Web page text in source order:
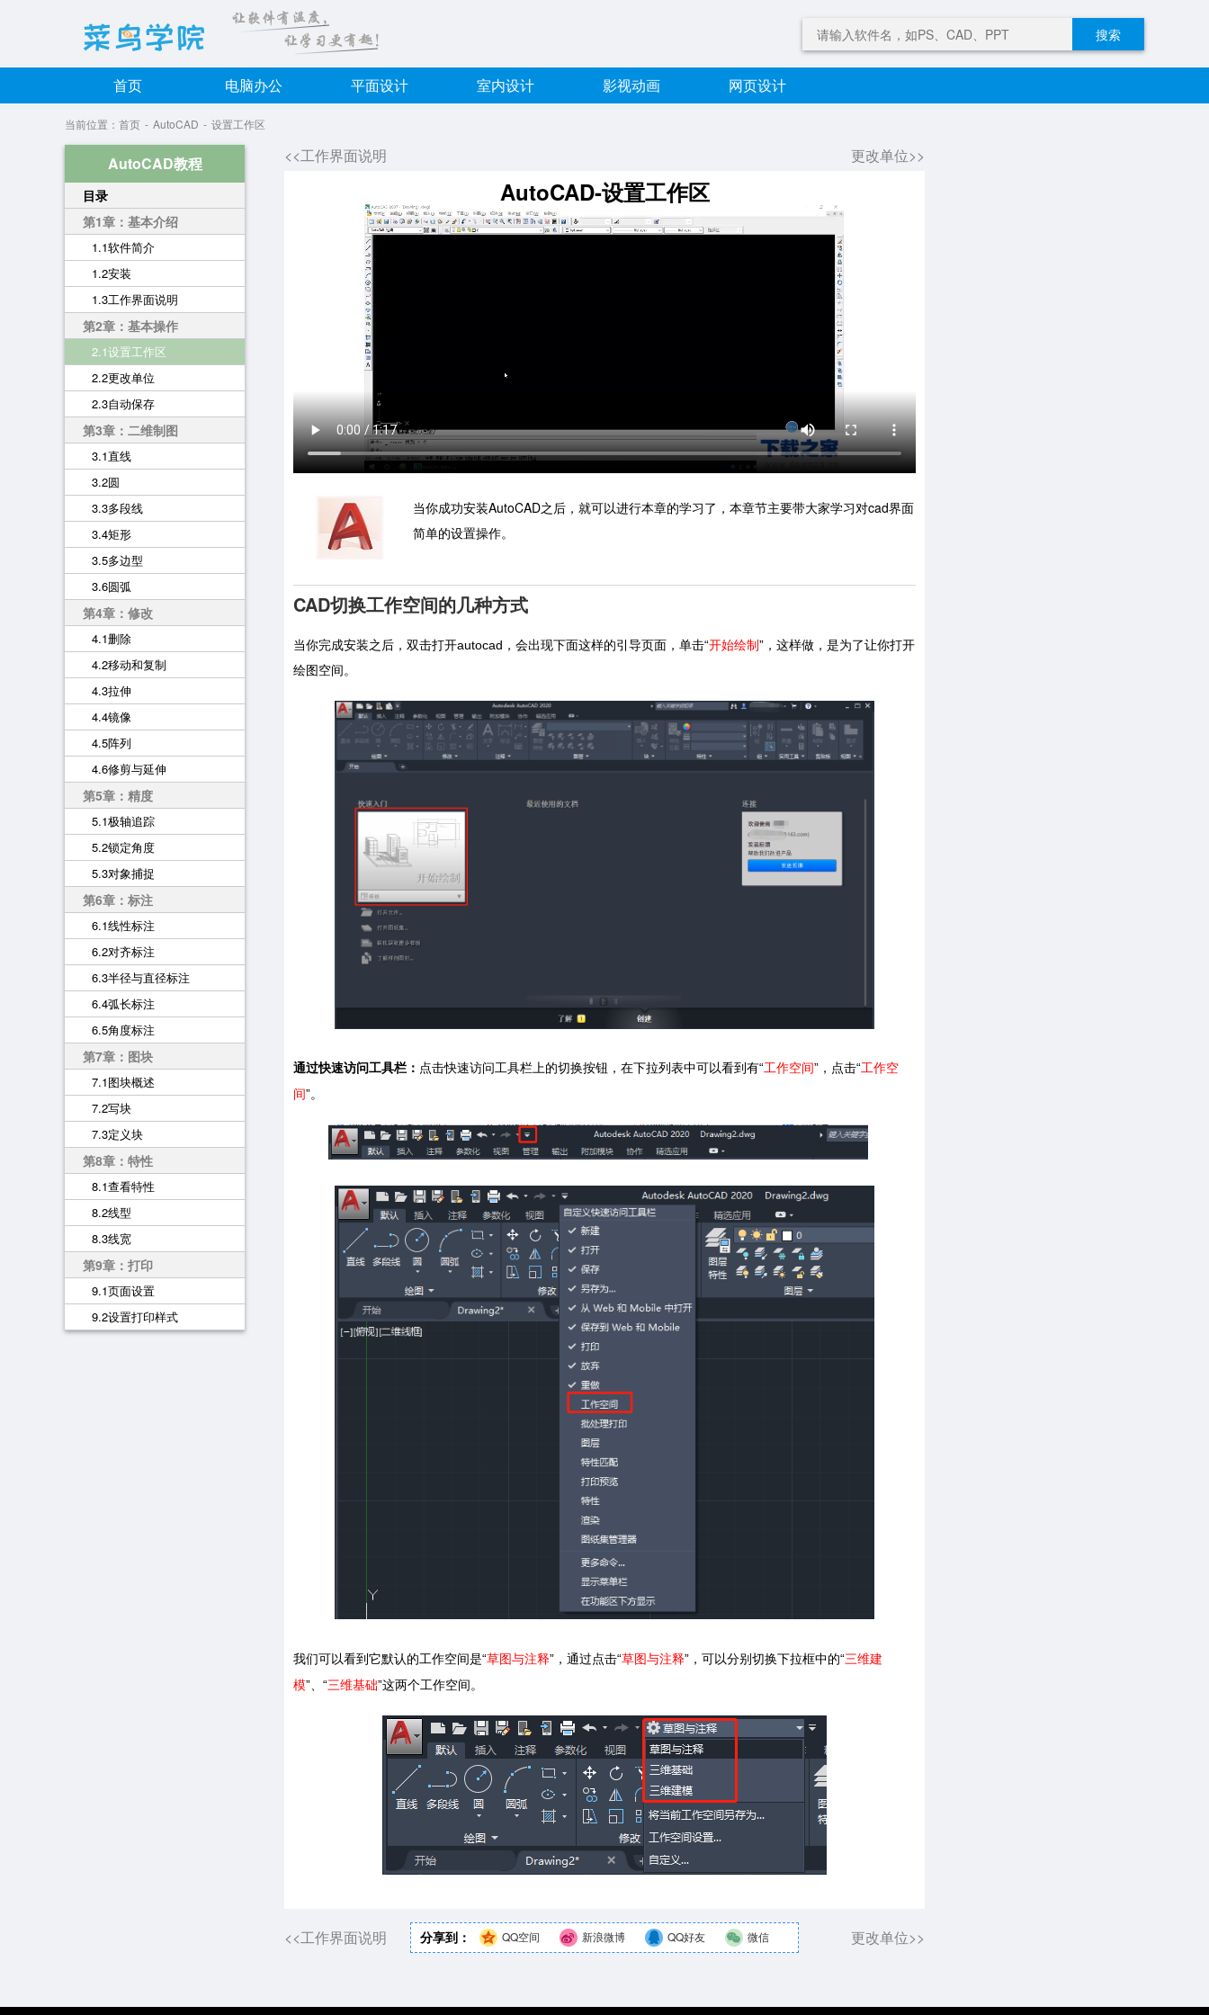
搜索
首页 电脑办公 平面设计 室内设计 影视动画 网页设计
当前位置： 首页 - AutoCAD - 设置工作区
AutoCAD教程
目录
第1章：基本介绍
1.1软件简介
1.2安装
1.3工作界面说明
第2章：基本操作
2.1设置工作区
2.2更改单位
2.3自动保存
第3章：二维制图
3.1直线
3.2圆
3.3多段线
3.4矩形
3.5多边型
3.6圆弧
第4章：修改
4.1删除
4.2移动和复制
4.3拉伸
4.4镜像
4.5阵列
4.6修剪与延伸
第5章：精度
5.1极轴追踪
5.2锁定角度
5.3对象捕捉
第6章：标注
6.1线性标注
6.2对齐标注
6.3半径与直径标注
6.4弧长标注
6.5角度标注
第7章：图块
7.1图块概述
7.2写块
7.3定义块
第8章：特性
8.1查看特性
8.2线型
8.3线宽
第9章：打印
9.1页面设置
9.2设置打印样式
<<工作界面说明 更改单位>>
AutoCAD-设置工作区
当你成功安装AutoCAD之后，就可以进行本章的学习了，本章节主要带大家学习对cad界面
简单的设置操作。
CAD切换工作空间的几种方式
当你完成安装之后，双击打开autocad，会出现下面这样的引导页面，单击“开始绘制”，这样做，是为了让你打开
绘图空间。
通过快速访问工具栏： 点击快速访问工具栏上的切换按钮，在下拉列表中可以看到有“工作空间”，点击“工作空
间”。
我们可以看到它默认的工作空间是“草图与注释”，通过点击“草图与注释”，可以分别切换下拉框中的“三维建
模”、“三维基础”这两个工作空间。
<<工作界面说明 分享到： QQ空间 新浪微博 QQ好友 微信 更改单位>>